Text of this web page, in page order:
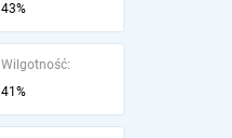
43%
Wilgotność:
41%